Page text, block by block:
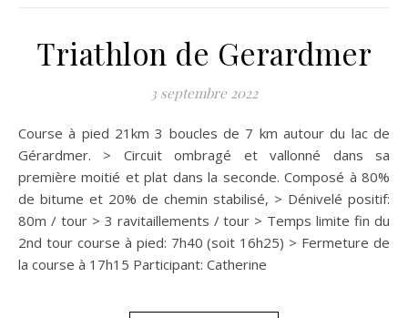
Triathlon de Gerardmer
3 septembre 2022
Course à pied 21km 3 boucles de 7 km autour du lac de
Gérardmer. > Circuit ombragé et vallonné dans sa
première moitié et plat dans la seconde. Composé à 80%
de bitume et 20% de chemin stabilisé, > Dénivelé positif:
80m / tour > 3 ravitaillements / tour > Temps limite fin du
2nd tour course à pied: 7h40 (soit 16h25) > Fermeture de
la course à 17h15 Participant: Catherine